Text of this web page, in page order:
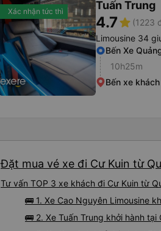
Xác nhận tức thì Tuấn Trung
4.7star (1223
Limousine 34
Bến Xe
10h25m
Bến xe
Đặt mua vé xe đi Cư Kuin từ
Tư vấn TOP 3 xe khách đi Cư Kuin từ
🚌 1. Xe Cao Nguyên Limousine
🚌 2. Xe Tuấn Trung khởi hành tại